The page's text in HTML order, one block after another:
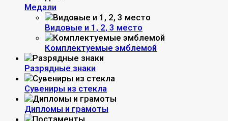
Медали
Видовые и 1, 2, 3 место
Комплектуемые эмблемой
Разрядные знаки
Сувениры из стекла
Дипломы и грамоты